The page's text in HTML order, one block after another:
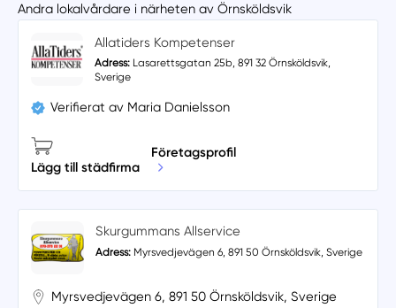
Andra lokalvårdare i närheten av Örnsköldsvik
Allatiders Kompetenser
Adress: Lasarettsgatan 25b, 891 32 Örnsköldsvik,
Sverige
Verifierat av Maria Danielsson
Lägg till städfirma
Företagsprofil
Skurgummans Allservice
Adress: Myrsvedjevägen 6, 891 50 Örnsköldsvik, Sverige
Myrsvedjevägen 6, 891 50 Örnsköldsvik, Sverige